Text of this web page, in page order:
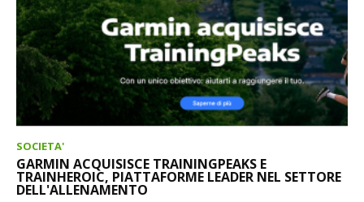
SOCIETA'
GARMIN ACQUISISCE TRAININGPEAKS E
TRAINHEROIC, PIATTAFORME LEADER NEL SETTORE
DELL'ALLENAMENTO